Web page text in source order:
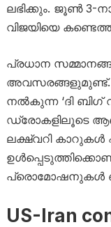
ലഭിക്കും. ജൂണ്‍ 3-
വിജയിയെ
പ്രധാന
അവസരങ്ങളുമുണ്ട്.
നല്‍കുന്ന ‘ദി
ഡ്രോകളിലൂടെ
ലക്ഷ്വറി കാറുകള്‍
പ്രൊമോഷനുകള്‍
US-Iran